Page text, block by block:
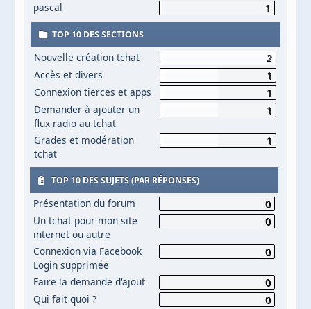
pascal
1
TOP 10 DES SECTIONS
Nouvelle création tchat
2
Accès et divers
1
Connexion tierces et apps
1
Demander à ajouter un
flux radio au tchat
1
Grades et modération
tchat
1
TOP 10 DES SUJETS (PAR RÉPONSES)
Présentation du forum
0
Un tchat pour mon site
internet ou autre
0
Connexion via Facebook
Login supprimée
0
Faire la demande d'ajout
0
Qui fait quoi ?
0